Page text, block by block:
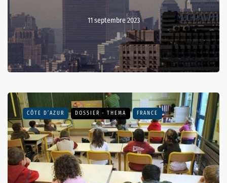
11 septembre 2023
CÔTE D’AZUR DOSSIER - THEMA FRANCE